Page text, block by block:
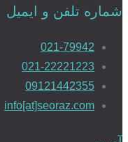
شماره تلفن و ایمیل
021-79942
021-22221223
09121442355
info[at]seoraz.com